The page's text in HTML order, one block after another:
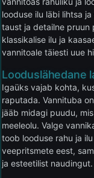
looduse ilu läbi lihtsa
taust ja detailne pruun
klassikalise ilu ja
vannitoale täiesti uue
Looduslähedane
Igaüks vajab kohta,
raputada. Vannituba
jääb midagi puudu,
meeleolu. Valge
toob looduse rahu ja
veepritsmete eest,
ja esteetilist naudingut.